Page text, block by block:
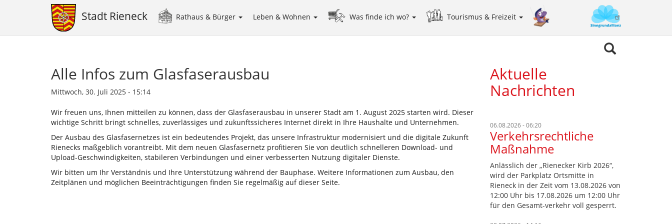
Stadt Rieneck
Main
navigation
Rathaus & Bürger Leben & Wohnen Was finde ich wo? Tourismus & Freizeit
Meta
navigation
Sinngrundallianz
Alle Infos zum Glasfaserausbau
Mittwoch, 30. Juli 2025 - 15:14
Wir freuen uns, Ihnen mitteilen zu können, dass der Glasfaserausbau in unserer Stadt am 1. August 2025 starten wird. Dieser
wichtige Schritt bringt schnelles, zuverlässiges und zukunftssicheres Internet direkt in Ihre Haushalte und Unternehmen.
Der Ausbau des Glasfasernetzes ist ein bedeutendes Projekt, das unsere Infrastruktur modernisiert und die digitale Zukunft
Rienecks maßgeblich vorantreibt. Mit dem neuen Glasfasernetz profitieren Sie von deutlich schnelleren Download- und
Upload-Geschwindigkeiten, stabileren Verbindungen und einer verbesserten Nutzung digitaler Dienste.
Wir bitten um Ihr Verständnis und Ihre Unterstützung während der Bauphase. Weitere Informationen zum Ausbau, den
Zeitplänen und möglichen Beeinträchtigungen finden Sie regelmäßig auf dieser Seite.
Aktuelle
Nachrichten
06.08.2026 - 06:20
Verkehrsrechtliche
Maßnahme
Anlässlich der „Rienecker Kirb 2026“,
wird der Parkplatz Ortsmitte in
Rieneck in der Zeit vom 13.08.2026 von
12:00 Uhr bis 17.08.2026 um 12:00 Uhr
für den Gesamt-verkehr voll gesperrt.